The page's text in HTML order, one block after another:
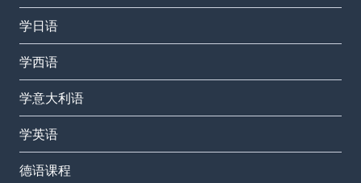
学日语
学西语
学意大利语
学英语
德语课程